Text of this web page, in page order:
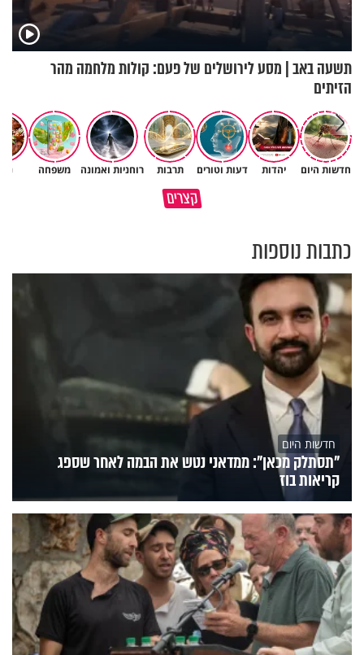
תשעה באב | מסע לירושלים של פעם: קולות מלחמה מהר
הזיתים
חדשות היום יהדות דעות וטורים תרבות רוחניות ואמונה משפחה
קצרים
מתחילים לעבוד לקראת ראש
הרגעים הקשים ביותר בחיים
כתבות נוספות
חדשות היום
"תסתלק מכאן": ממדאני נטש את הבמה לאחר שספג
קריאות בוז